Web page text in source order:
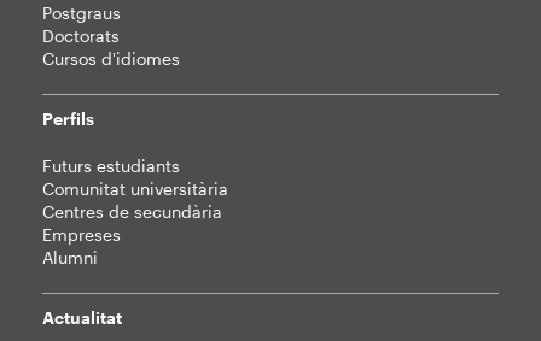
Postgraus
Doctorats
Cursos d'idiomes
Perfils
Futurs estudiants
Comunitat universitària
Centres de secundària
Empreses
Alumni
Actualitat